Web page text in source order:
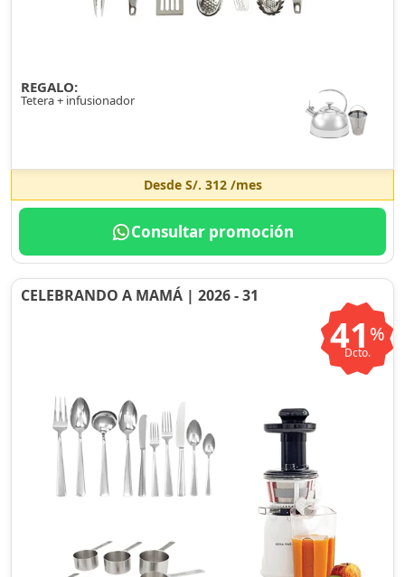
REGALO:
Tetera + infusionador
Desde S/. 312/mes
Consultar promoción
CELEBRANDO A MAMÁ | 2026 - 31
41 %
Dcto.